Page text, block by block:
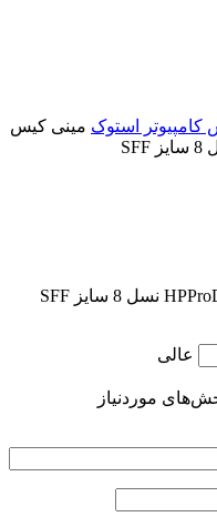
کامپیوتر استوک مینی کیس
عالی
موردنیاز